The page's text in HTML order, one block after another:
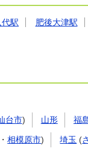
代駅 肥後大津駅
台市) 山形 福
・相模原市) 埼玉 (